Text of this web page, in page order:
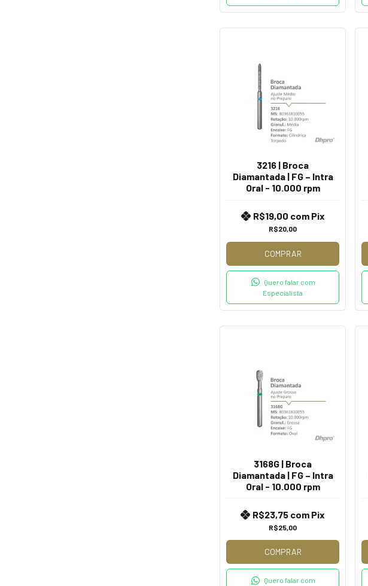
3216 | Broca
Diamantada | FG – Intra
Oral - 10.000 rpm
R$20,00
R$19,00 com Pix
COMPRAR
Quero falar com
Especialista
3168G | Broca
Diamantada | FG – Intra
Oral - 10.000 rpm
R$25,00
R$23,75 com Pix
COMPRAR
Quero falar com